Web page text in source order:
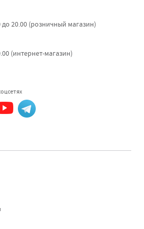
20.00 (розничный магазин)
(интернет-магазин)